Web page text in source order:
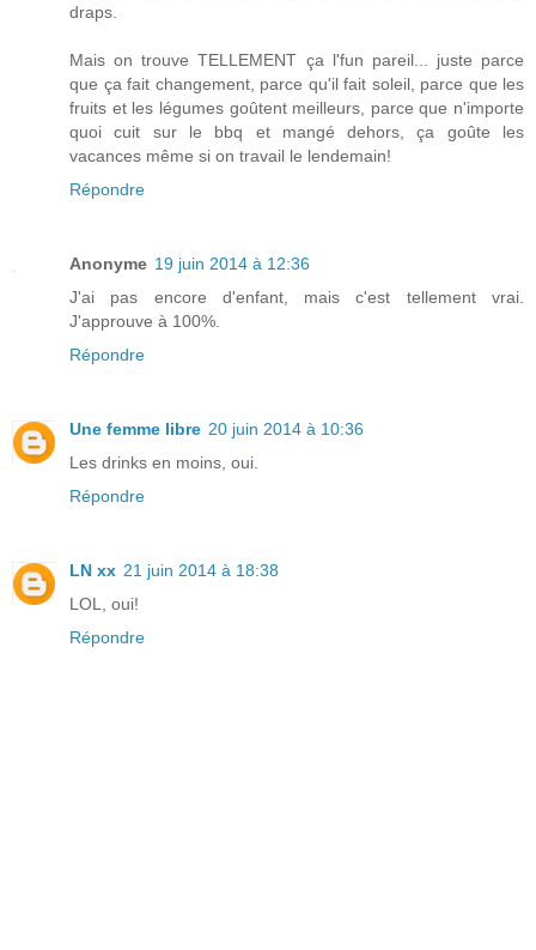
draps.
Mais on trouve TELLEMENT ça l'fun pareil... juste parce
que ça fait changement, parce qu'il fait soleil, parce que les
fruits et les légumes goûtent meilleurs, parce que n'importe
quoi cuit sur le bbq et mangé dehors, ça goûte les
vacances même si on travail le lendemain!
Répondre
Anonyme 19 juin 2014 à 12:36
J'ai pas encore d'enfant, mais c'est tellement vrai.
J'approuve à 100%.
Répondre
Une femme libre 20 juin 2014 à 10:36
Les drinks en moins, oui.
Répondre
LN xx 21 juin 2014 à 18:38
LOL, oui!
Répondre